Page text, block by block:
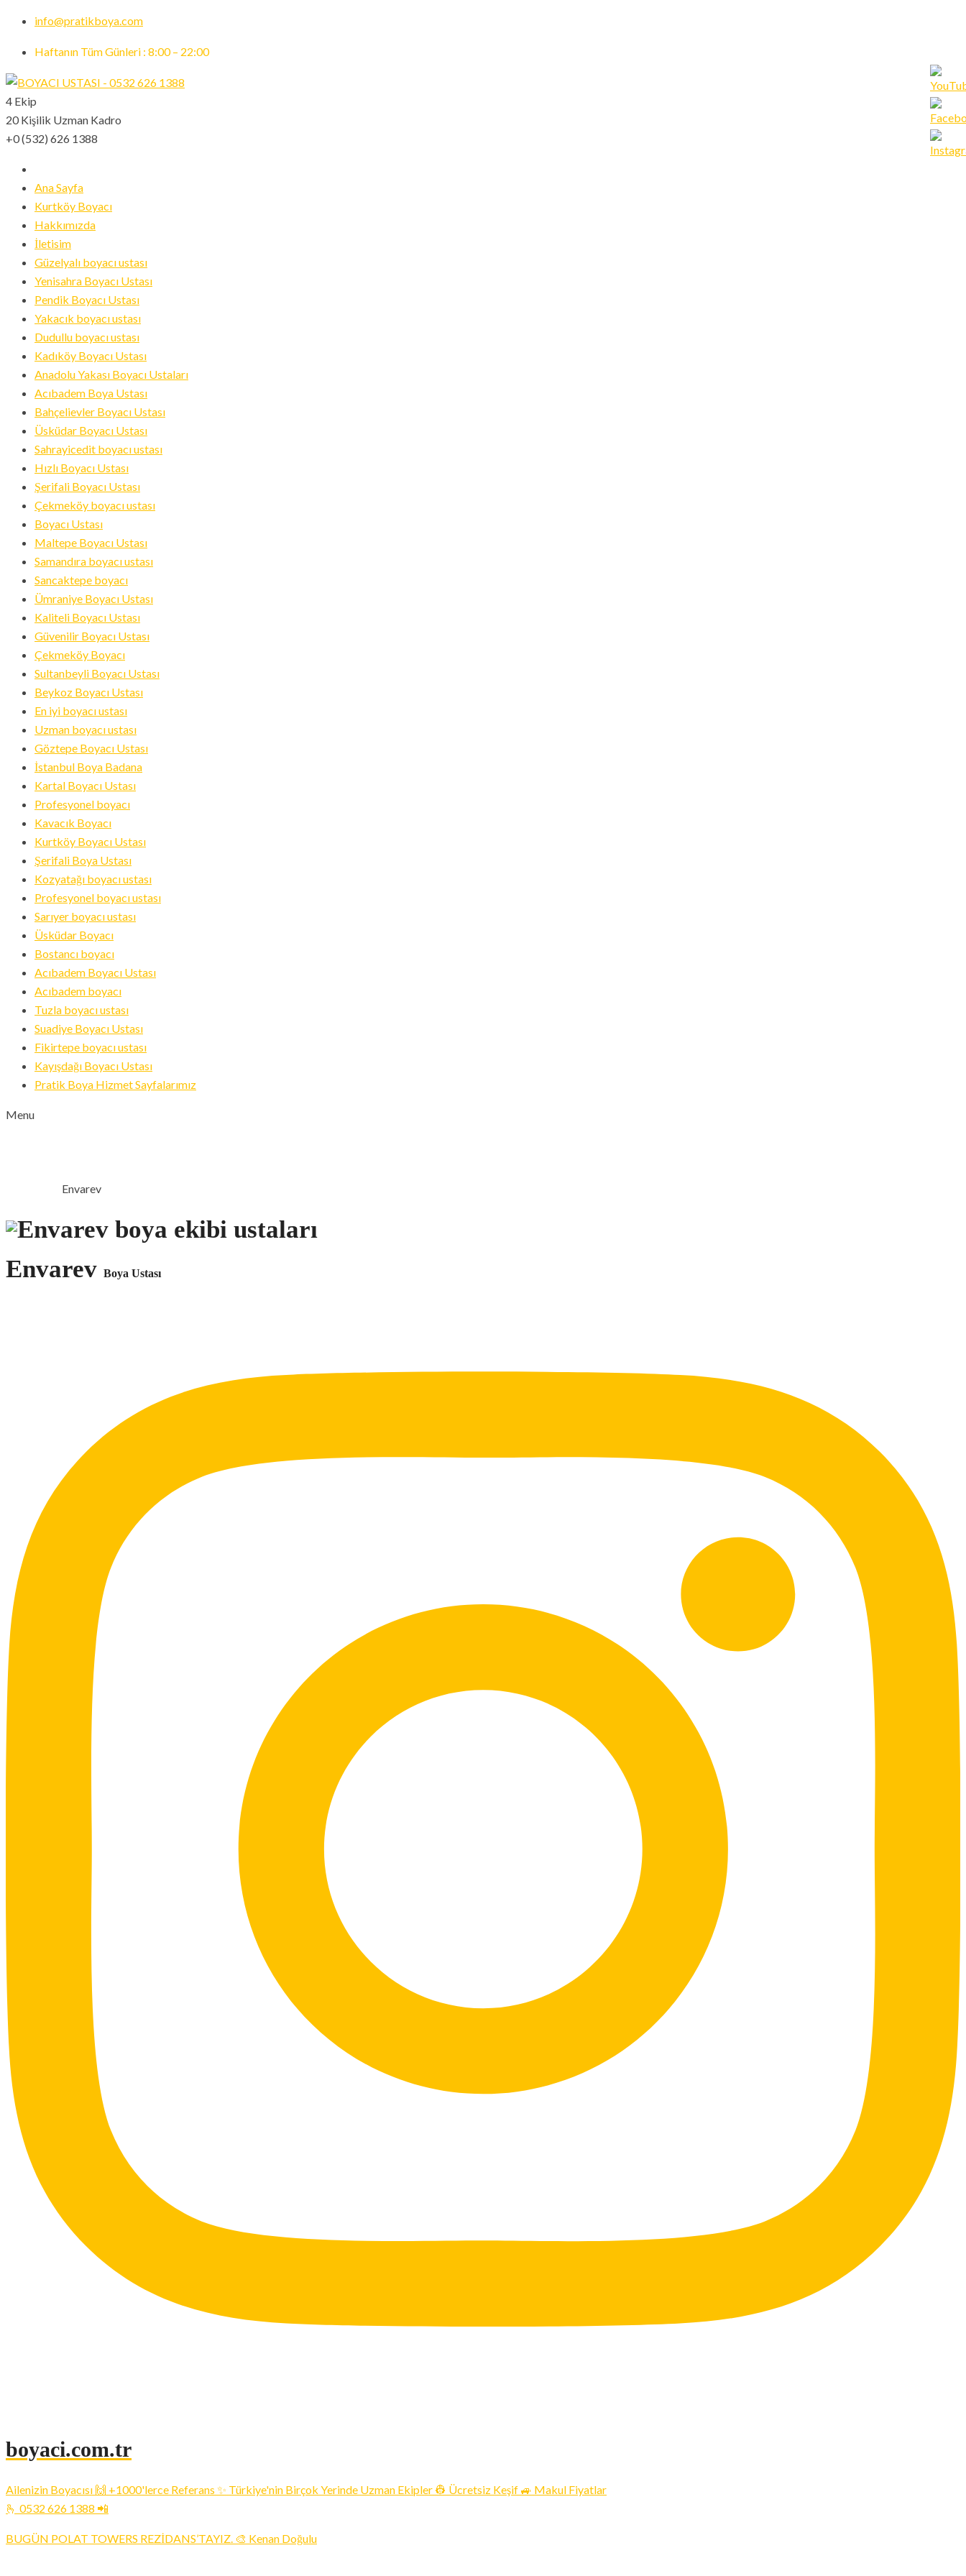
info@pratikboya.com
Haftanın Tüm Günleri : 8:00 – 22:00
4 Ekip
20 Kişilik Uzman Kadro
+0 (532) 626 1388
Ana Sayfa
Kurtköy Boyacı
Hakkımızda
İletisim
Güzelyalı boyacı ustası
Yenisahra Boyacı Ustası
Pendik Boyacı Ustası
Yakacık boyacı ustası
Dudullu boyacı ustası
Kadıköy Boyacı Ustası
Anadolu Yakası Boyacı Ustaları
Acıbadem Boya Ustası
Bahçelievler Boyacı Ustası
Üsküdar Boyacı Ustası
Sahrayicedit boyacı ustası
Hızlı Boyacı Ustası
Şerifali Boyacı Ustası
Çekmeköy boyacı ustası
Boyacı Ustası
Maltepe Boyacı Ustası
Samandıra boyacı ustası
Sancaktepe boyacı
Ümraniye Boyacı Ustası
Kaliteli Boyacı Ustası
Güvenilir Boyacı Ustası
Çekmeköy Boyacı
Sultanbeyli Boyacı Ustası
Beykoz Boyacı Ustası
En iyi boyacı ustası
Uzman boyacı ustası
Göztepe Boyacı Ustası
İstanbul Boya Badana
Kartal Boyacı Ustası
Profesyonel boyacı
Kavacık Boyacı
Kurtköy Boyacı Ustası
Şerifali Boya Ustası
Kozyatağı boyacı ustası
Profesyonel boyacı ustası
Sarıyer boyacı ustası
Üsküdar Boyacı
Bostancı boyacı
Acıbadem Boyacı Ustası
Acıbadem boyacı
Tuzla boyacı ustası
Suadiye Boyacı Ustası
Fikirtepe boyacı ustası
Kayışdağı Boyacı Ustası
Pratik Boya Hizmet Sayfalarımız
Menu
Envarev
Envarev Boya Ustası
boyaci.com.tr
Ailenizin Boyacısı 🙌 +1000'lerce Referans ✨ Türkiye'nin Birçok Yerinde Uzman Ekipler 👷 Ücretsiz Keşif 🚙 Makul Fiyatlar
🫰 0532 626 1388 📲
BUGÜN POLAT TOWERS REZİDANS’TAYIZ. 🎨 Kenan Doğulu
Set